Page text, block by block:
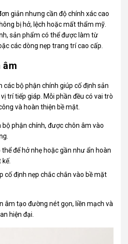
giản nhưng cần độ chính xác cao
bị hở, lệch hoặc mất thẩm mỹ.
sản phẩm có thể được làm từ
các dòng nẹp trang trí cao cấp.
âm
các bộ phận chính giúp cố định sản
trí tiếp giáp. Mỗi phần đều có vai trò
và hoàn thiện bề mặt.
bộ phận chính, được chôn âm vào
thể để hở nhẹ hoặc gần như ẩn hoàn
cố định nẹp chắc chắn vào bề mặt
âm tạo đường nét gọn, liền mạch và
hiện đại.